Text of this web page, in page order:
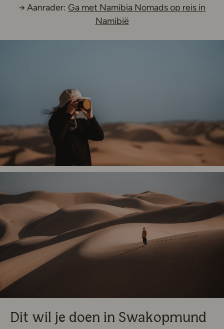
→ Aanrader: Ga met Namibia Nomads op reis in
NamibiëDeze link opent in een
Dit wil je doen in Swakopmund